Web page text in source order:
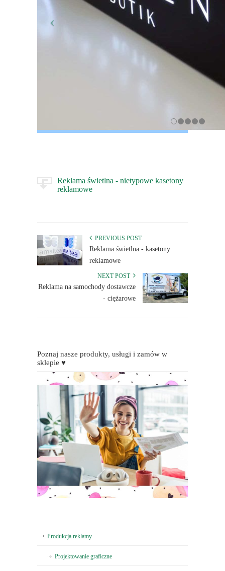
Reklama świetlna - nietypowe kasetony
reklamowe
PREVIOUS POST
Reklama świetlna - kasetony
reklamowe
NEXT POST
Reklama na samochody dostawcze
- ciężarowe
Poznaj nasze produkty, usługi i zamów w
sklepie ♥
Produkcja reklamy
Projektowanie graficzne